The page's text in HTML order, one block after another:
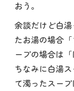
おう。
余談だけど白
たお湯の場合
ープの場合は
ちなみに白湯
て濁ったスー